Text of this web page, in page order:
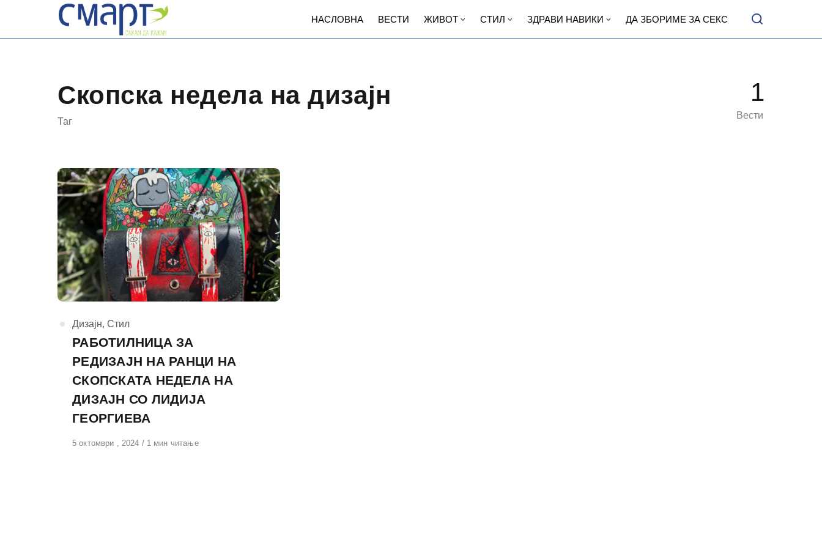
content
НАСЛОВНА ВЕСТИ ЖИВОТ СТИЛ ЗДРАВИ НАВИКИ ДА ЗБОРИМЕ ЗА СЕКС
Скопска недела на дизајн
Таг
1
Вести
КАтегорија
Дизајн, Стил
РАБОТИЛНИЦА ЗА
РЕДИЗАЈН НА РАНЦИ НА
СКОПСКАТА НЕДЕЛА НА
ДИЗАЈН СО ЛИДИЈА
ГЕОРГИЕВА
Објавено
5 октомври , 2024 1 мин читање